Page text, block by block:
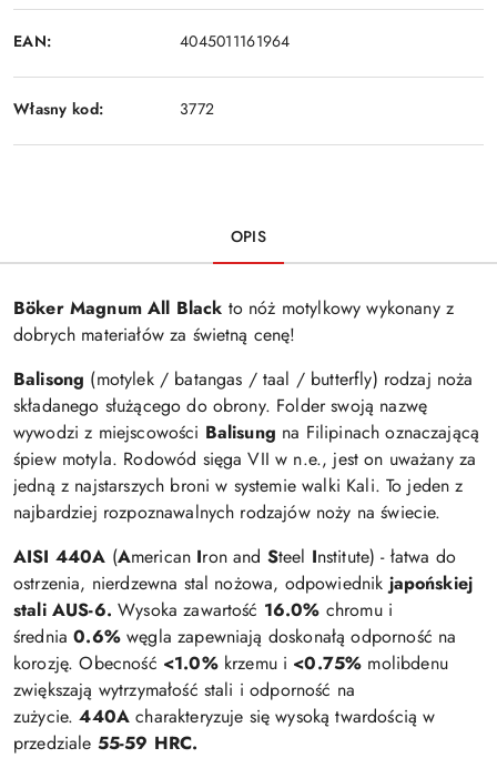
EAN: 4045011161964
Własny kod: 3772
OPIS
Böker Magnum All Black to nóż motylkowy wykonany z
dobrych materiałów za świetną cenę!
Balisong (motylek / batangas / taal / butterfly) rodzaj noża
składanego służącego do obrony. Folder swoją nazwę
wywodzi z miejscowości Balisung na Filipinach oznaczającą
śpiew motyla. Rodowód sięga VII w n.e., jest on uważany za
jedną z najstarszych broni w systemie walki Kali. To jeden z
najbardziej rozpoznawalnych rodzajów noży na świecie.
AISI 440A (American Iron and Steel Institute) - łatwa do
ostrzenia, nierdzewna stal nożowa, odpowiednik japońskiej
stali AUS-6. Wysoka zawartość 16.0% chromu i
średnia0.6%węgla zapewniają doskonałą odporność na
korozję. Obecność <1.0%krzemu i <0.75% molibdenu
zwiększają wytrzymałość stali i odporność na
zużycie.440A charakteryzuje się wysoką twardością w
przedziale 55-59 HRC.